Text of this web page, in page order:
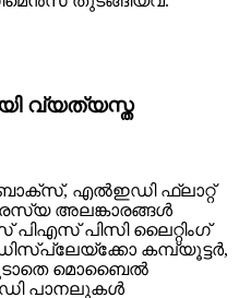
വ്യത്യസ്ത
എൽഇഡി ഫ്ലാറ്റ്
അലങ്കാരങ്ങൾ
പിഎസ് പിസി ലൈറ്റിംഗ്
കമ്പ്യൂട്ടർ,
കൂടാതെ മൊബൈൽ
പാനലുകൾ